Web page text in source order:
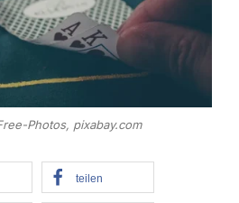
Photos, pixabay.com
teilen